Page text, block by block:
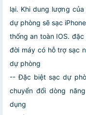
lại. Khi dung lượng
dự phòng sẽ sạc
thống an toàn IOS.
đời máy có hỗ trợ sạc
dự phòng
-- Đặc biệt sạc dự
chuyển đổi dòng
dụng